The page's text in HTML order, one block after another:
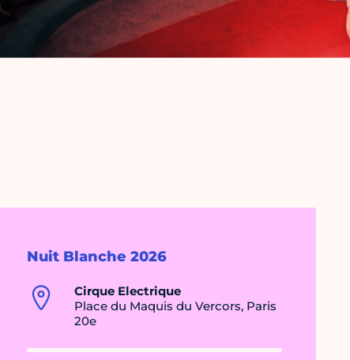
Nuit Blanche 2026
Cirque Electrique
Place du Maquis du Vercors, Paris
20e